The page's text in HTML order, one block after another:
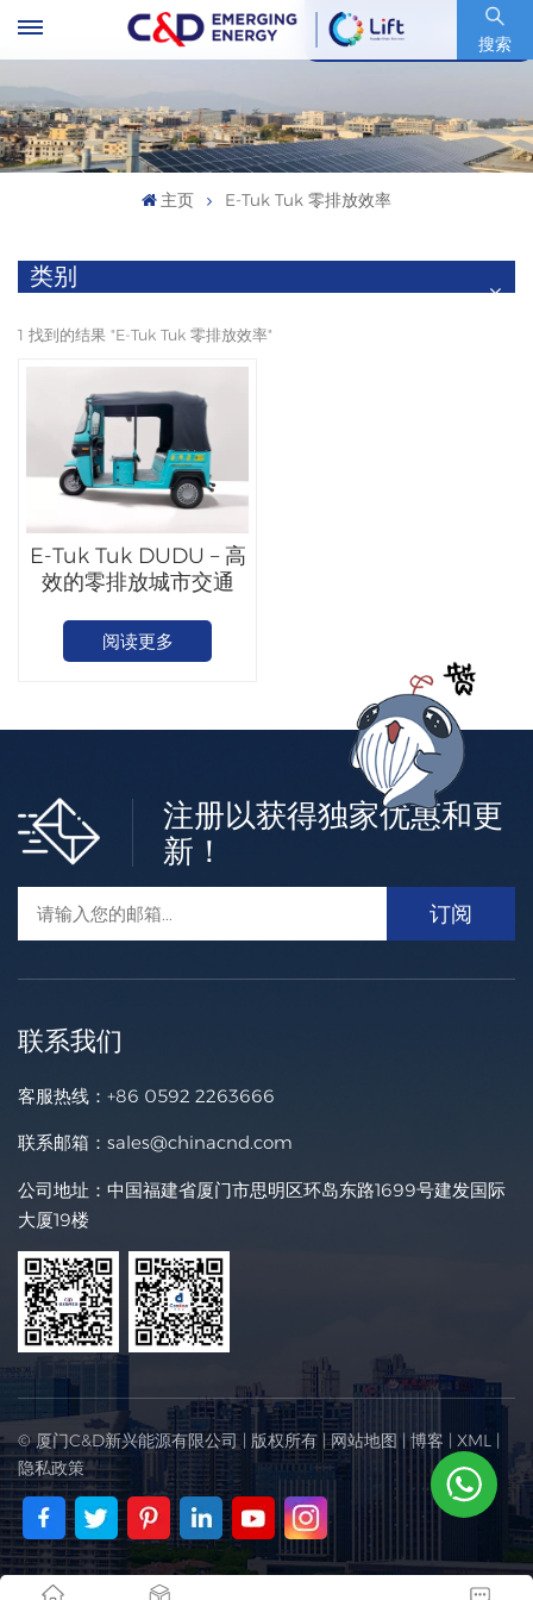
搜索
股票代码 : 600153.SH
主页 E-Tuk Tuk 零排放效率
类别
1 找到的结果 "E-Tuk Tuk 零排放效率"
E-Tuk Tuk DUDU – 高
效的零排放城市交通
阅读更多
注册以获得独家优惠和更
新！
联系我们
客服热线： +86 0592 2263666
联系邮箱： sales@chinacnd.com
公司地址：中国福建省厦门市思明区环岛东路1699号建发国际
大厦19楼
© 厦门C&D新兴能源有限公司 | 版权所有 |网站地图 | 博客 | XML |
隐私政策